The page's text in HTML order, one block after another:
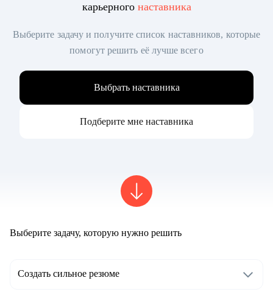
карьерного наставника
Выберите задачу и получите список наставников, которые
помогут решить её лучше всего
Выбрать наставника
Подберите мне наставника
Выберите задачу, которую нужно решить
Создать сильное резюме